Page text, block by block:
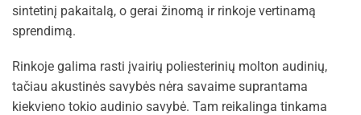
sintetinį pakaitalą, o gerai žinomą ir rinkoje vertinamą
sprendimą.
Rinkoje galima rasti įvairių poliesterinių molton audinių,
tačiau akustinės savybės nėra savaime suprantama
kiekvieno tokio audinio savybė. Tam reikalinga tinkama